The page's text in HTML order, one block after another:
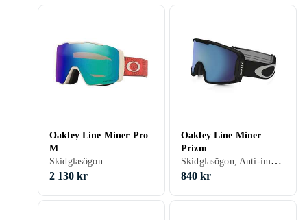
Oakley Line Miner Pro
M
Skidglasögon
2 130 kr
Oakley Line Miner
Prizm
Skidglasögon, Anti-imsystem, Dubbla linser, UV-skydd, Hjälmkompatibel, Kan användas ovanpå glasögon (OTG), Vuxen
840 kr